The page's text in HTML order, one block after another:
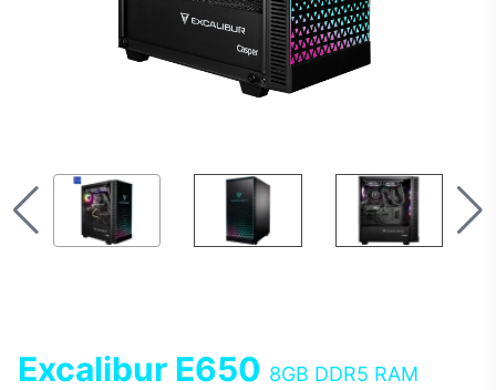
Excalibur E650 8GB DDR5 RAM